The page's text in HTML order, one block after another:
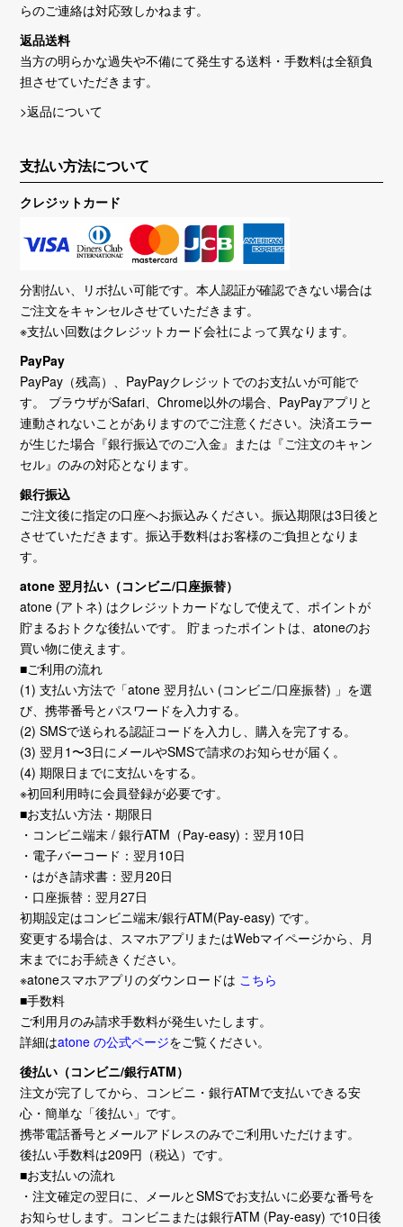
らのご連絡は対応致しかねます。
返品送料
当方の明らかな過失や不備にて発生する送料・手数料は全額負
担させていただきます。
>返品について
支払い方法について
クレジットカード
分割払い、リボ払い可能です。本人認証が確認できない場合は
ご注文をキャンセルさせていただきます。
※支払い回数はクレジットカード会社によって異なります。
PayPay
PayPay（残高）、PayPayクレジットでのお支払いが可能で
す。 ブラウザがSafari、Chrome以外の場合、PayPayアプリと
連動されないことがありますのでご注意ください。決済エラー
が生じた場合『銀行振込でのご入金』または『ご注文のキャン
セル』のみの対応となります。
銀行振込
ご注文後に指定の口座へお振込みください。振込期限は3日後と
させていただきます。振込手数料はお客様のご負担となりま
す。
atone 翌月払い（コンビニ/口座振替）
atone (アトネ) はクレジットカードなしで使えて、ポイントが
貯まるおトクな後払いです。 貯まったポイントは、atoneのお
買い物に使えます。
■ご利用の流れ
(1) 支払い方法で「atone 翌月払い (コンビニ/口座振替) 」を選
び、携帯番号とパスワードを入力する。
(2) SMSで送られる認証コードを入力し、購入を完了する。
(3) 翌月1〜3日にメールやSMSで請求のお知らせが届く。
(4) 期限日までに支払いをする。
※初回利用時に会員登録が必要です。
■お支払い方法・期限日
・コンビニ端末 / 銀行ATM（Pay-easy)：翌月10日
・電子バーコード：翌月10日
・はがき請求書：翌月20日
・口座振替：翌月27日
初期設定はコンビニ端末/銀行ATM(Pay-easy) です。
変更する場合は、スマホアプリまたはWebマイページから、月
末までにお手続きください。
※atoneスマホアプリのダウンロードは こちら
■手数料
ご利用月のみ請求手数料が発生いたします。
詳細はatone の公式ページをご覧ください。
後払い（コンビニ/銀行ATM）
注文が完了してから、コンビニ・銀行ATMで支払いできる安
心・簡単な「後払い」です。
携帯電話番号とメールアドレスのみでご利用いただけます。
後払い手数料は209円（税込）です。
■お支払いの流れ
・注文確定の翌日に、メールとSMSでお支払いに必要な番号を
お知らせします。コンビニまたは銀行ATM (Pay-easy) で10日後